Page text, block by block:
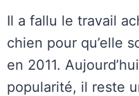
Il a fallu le travail
chien pour qu’elle
en 2011.
popularité, il reste